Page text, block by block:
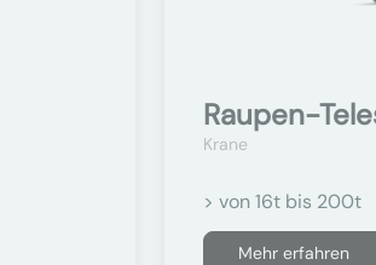
Raupen-
Krane
> von 16t bis 200t
Mehr erfahren